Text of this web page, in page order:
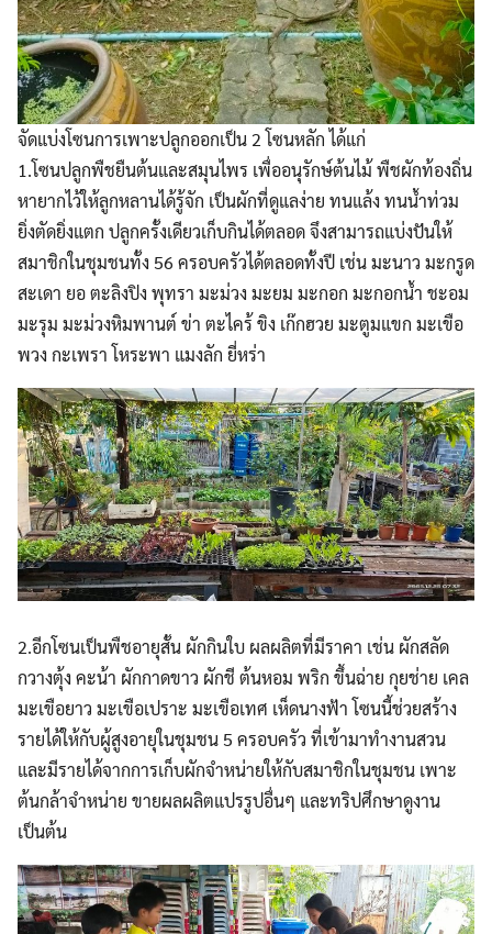
จัดแบ่งโซนการเพาะปลูกออกเป็น 2 โซนหลัก ได้แก่
1.โซนปลูกพืชยืนต้นและสมุนไพร เพื่ออนุรักษ์ต้นไม้ พืชผักท้องถิ่น
หายากไว้ให้ลูกหลานได้รู้จัก เป็นผักที่ดูแลง่าย ทนแล้ง ทนน้ำท่วม
ยิ่งตัดยิ่งแตก ปลูกครั้งเดียวเก็บกินได้ตลอด จึงสามารถแบ่งปันให้
สมาชิกในชุมชนทั้ง 56 ครอบครัวได้ตลอดทั้งปี เช่น มะนาว มะกรูด
สะเดา ยอ ตะลิงปิง พุทรา มะม่วง มะยม มะกอก มะกอกน้ำ ชะอม
มะรุม มะม่วงหิมพานต์ ข่า ตะไคร้ ขิง เก๊กฮวย มะตูมแขก มะเขือ
พวง กะเพรา โหระพา แมงลัก ยี่หร่า
2.อีกโซนเป็นพืชอายุสั้น ผักกินใบ ผลผลิตที่มีราคา เช่น ผักสลัด
กวางตุ้ง คะน้า ผักกาดขาว ผักชี ต้นหอม พริก ขึ้นฉ่าย กุยช่าย เคล
มะเขือยาว มะเขือเปราะ มะเขือเทศ เห็ดนางฟ้า โซนนี้ช่วยสร้าง
รายได้ให้กับผู้สูงอายุในชุมชน 5 ครอบครัว ที่เข้ามาทำงานสวน
และมีรายได้จากการเก็บผักจำหน่ายให้กับสมาชิกในชุมชน เพาะ
ต้นกล้าจำหน่าย ขายผลผลิตแปรรูปอื่นๆ และทริปศึกษาดูงาน
เป็นต้น